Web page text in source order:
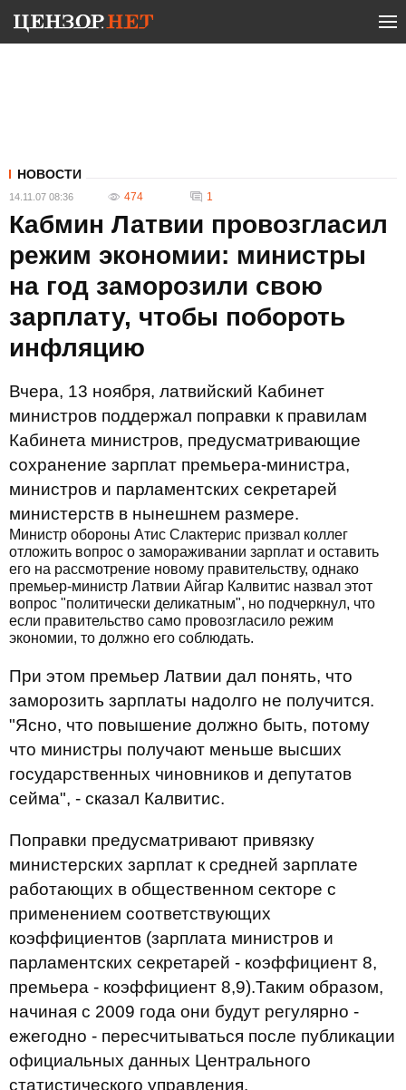
НОВОСТИ
14.11.07 08:36 474 1
Кабмин Латвии провозгласил
режим экономии: министры
на год заморозили свою
зарплату, чтобы побороть
инфляцию
Вчера, 13 ноября, латвийский Кабинет
министров поддержал поправки к правилам
Кабинета министров, предусматривающие
сохранение зарплат премьера-министра,
министров и парламентских секретарей
министерств в нынешнем размере.
Министр обороны Атис Слактерис призвал коллег
отложить вопрос о замораживании зарплат и оставить
его на рассмотрение новому правительству, однако
премьер-министр Латвии Айгар Калвитис назвал этот
вопрос "политически деликатным", но подчеркнул, что
если правительство само провозгласило режим
экономии, то должно его соблюдать.
При этом премьер Латвии дал понять, что
заморозить зарплаты надолго не получится.
"Ясно, что повышение должно быть, потому
что министры получают меньше высших
государственных чиновников и депутатов
сейма", - сказал Калвитис.
Поправки предусматривают привязку
министерских зарплат к средней зарплате
работающих в общественном секторе с
применением соответствующих
коэффициентов (зарплата министров и
парламентских секретарей - коэффициент 8,
премьера - коэффициент 8,9).Таким образом,
начиная с 2009 года они будут регулярно -
ежегодно - пересчитываться после публикации
официальных данных Центрального
статистического управления.